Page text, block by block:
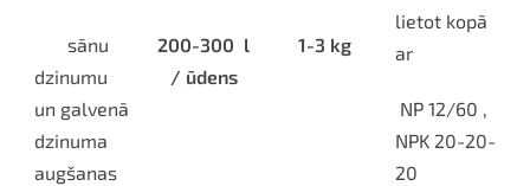
sānu
dzinumu
un galvenā
dzinuma
augšanas
200-300 l
/ ūdens
1-3 kg
lietot kopā
ar
NP 12/60 ,
NPK 20-20-
20